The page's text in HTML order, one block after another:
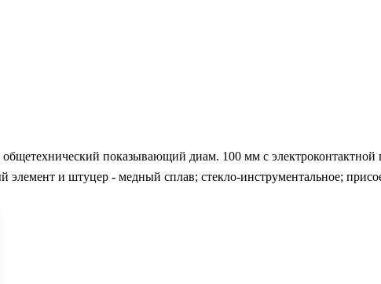
показывающий диам. 100 мм с
элемент и штуцер - медный сплав; стекло-инструментальное;